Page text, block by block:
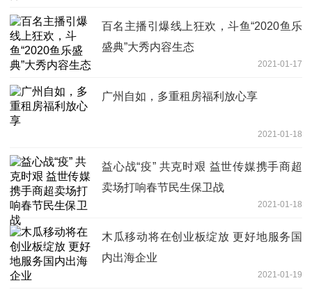
百名主播引爆线上狂欢，斗鱼“2020鱼乐
盛典”大秀内容生态
2021-01-17
广州自如，多重租房福利放心享
2021-01-18
益心战“疫” 共克时艰 益世传媒携手商超
卖场打响春节民生保卫战
2021-01-18
木瓜移动将在创业板绽放 更好地服务国
内出海企业
2021-01-19